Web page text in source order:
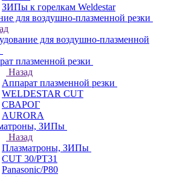
ЗИПы к горелкам Weldestar
для воздушно-плазменной резки
для воздушно-плазменной
плазменной резки
Назад
Аппарат плазменной резки
WELDESTAR CUT
СВАРОГ
AURORA
ЗИПы
Назад
Плазматроны, ЗИПы
CUT 30/PT31
Panasonic/P80